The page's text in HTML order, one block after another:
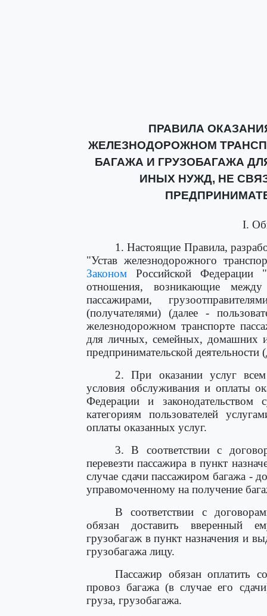
ПРАВИЛА
ЖЕЛЕЗНОДОРОЖНОМ
БАГАЖА И ГРУЗОБАГАЖА
ИНЫХ НУЖД, НЕ
I.
1. Настоящие Правила,
"Устав железнодорожного
Законом Российской Федерации
отношения, возникающие
пассажирами,
(получателями) (далее -
железнодорожном транспорте
для личных, семейных, домашних
предпринимательской деятельности
2. При оказании услуг всем
условия обслуживания и оплаты
Федерации и законодательством
категориям пользователей
оплаты оказанных услуг.
3. В соответствии с
перевезти пассажира в пункт
случае сдачи пассажиром багажа -
управомоченному на получение
В соответствии с
обязан доставить вверенный
грузобагаж в пункт назначения и
грузобагажа лицу.
Пассажир обязан оплатить
провоз багажа (в случае его
груза, грузобагажа.